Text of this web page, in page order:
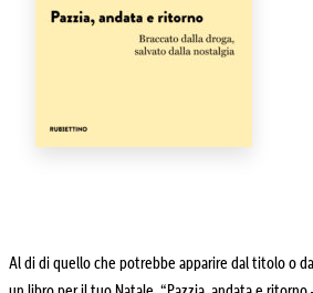
Al di di quello che potrebbe apparire dal titolo o